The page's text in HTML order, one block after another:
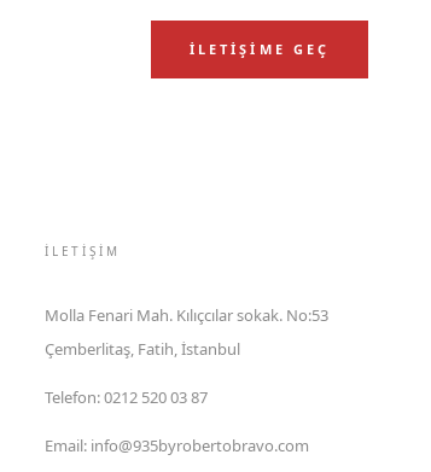
İLETIŞIME GEÇ
İLETIŞIM
Molla Fenari Mah. Kılıçcılar sokak. No:53
Çemberlitaş, Fatih, İstanbul
Telefon:0212 520 03 87
Email: info@935byrobertobravo.com